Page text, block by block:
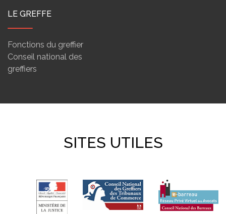
LE GREFFE
Fonctions du greffier
Conseil national des
greffiers
SITES UTILES